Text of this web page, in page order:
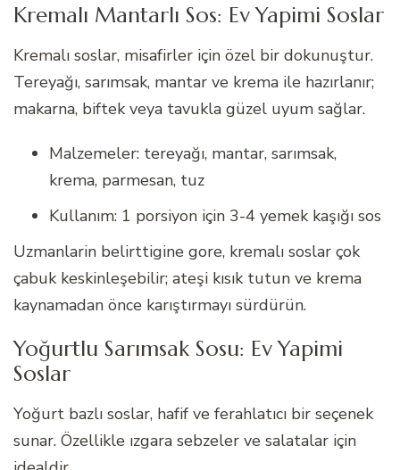
Kremalı Mantarlı Sos: Ev Yapimi Soslar
Kremalı soslar, misafirler için özel bir dokunuştur.
Tereyağı, sarımsak, mantar ve krema ile hazırlanır;
makarna, biftek veya tavukla güzel uyum sağlar.
Malzemeler: tereyağı, mantar, sarımsak,
krema, parmesan, tuz
Kullanım: 1 porsiyon için 3-4 yemek kaşığı sos
Uzmanlarin belirttigine gore, kremalı soslar çok
çabuk keskinleşebilir; ateşi kısık tutun ve krema
kaynamadan önce karıştırmayı sürdürün.
Yoğurtlu Sarımsak Sosu: Ev Yapimi
Soslar
Yoğurt bazlı soslar, hafif ve ferahlatıcı bir seçenek
sunar. Özellikle ızgara sebzeler ve salatalar için